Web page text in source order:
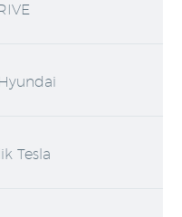
Tesla